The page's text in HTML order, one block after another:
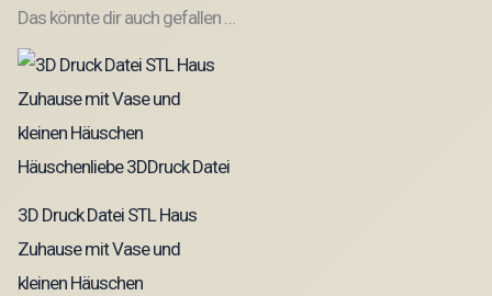
Das könnte dir auch gefallen …
3D Druck Datei STL Haus
Zuhause mit Vase und
kleinen Häuschen